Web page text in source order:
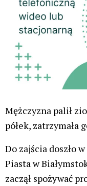
Mężczyzna palił
półek, zatrzymała
Do zajścia doszło
Piasta w
zaczął spożywać